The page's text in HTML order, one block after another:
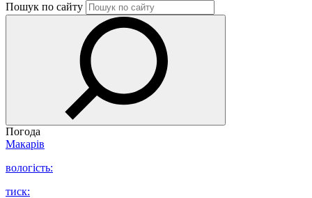
Пошук по сайту
Погода
Макарів
вологість:
тиск: